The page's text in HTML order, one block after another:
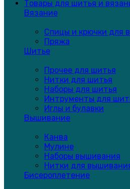
Товары для шитья и
Вязание
Спицы и крючки для
Пряжа
Шитье
Прочее для шитья
Нитки для шитья
Наборы для шитья
Интрументы для
Иглы и булавки
Вышивание
Канва
Мулине
Наборы вышивания
Нитки для
Бисероплетение